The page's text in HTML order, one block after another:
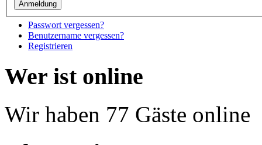
Passwort vergessen?
Benutzername vergessen?
Registrieren
Wer ist online
Wir haben 77 Gäste online